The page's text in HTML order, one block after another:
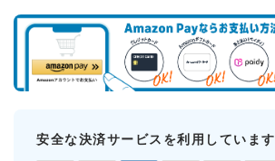
安全な決済サービスを利用しています